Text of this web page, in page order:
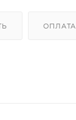
ОПЛАТА